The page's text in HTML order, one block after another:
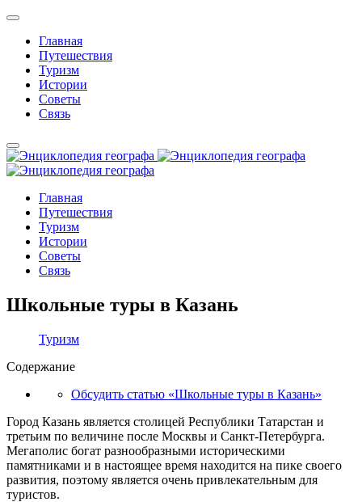
Главная
Путешествия
Туризм
Истории
Советы
Связь
Главная
Путешествия
Туризм
Истории
Советы
Связь
Школьные туры в Казань
Туризм
Содержание
Обсудить статью «Школьные туры в Казань»
Город Казань является столицей Республики Татарстан и
третьим по величине после Москвы и Санкт-Петербурга.
Мегаполис богат разнообразными историческими
памятниками и в настоящее время находится на пике своего
развития, поэтому является очень привлекательным для
туристов.